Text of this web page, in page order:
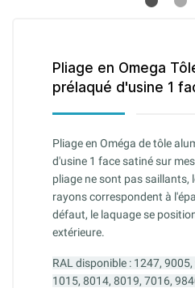
Pliage en Omega
prélaqué d'usine 1
Pliage en Oméga de tôle
d'usine 1 face satiné sur
pliage ne sont pas saillants,
rayons correspondent à
défaut, le laquage se
extérieure.
RAL disponible : 1247,
1015, 8014, 8019, 7016,